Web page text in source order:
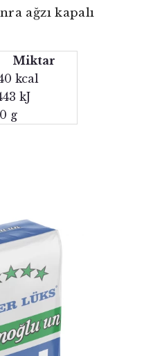
ağzı kapalı
Miktar
kcal
kJ
g